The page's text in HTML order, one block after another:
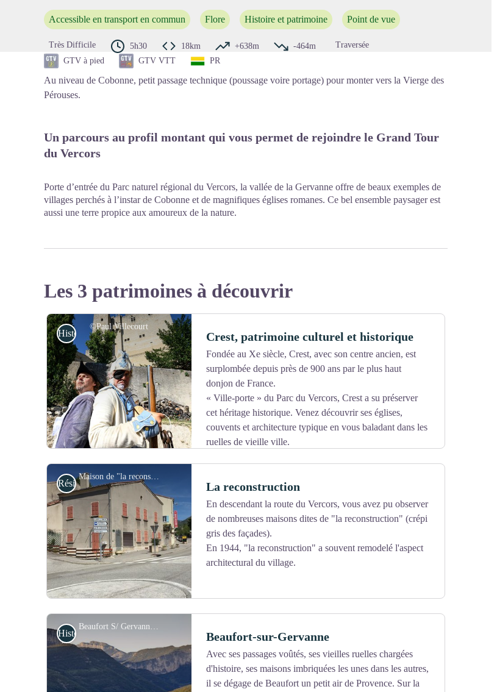
Accessible en transport en commun Flore Histoire et patrimoine Point de vue
Très Difficile 5h30 18km +638m -464m
Traversée
GTV à pied
GTV VTT PR
Au niveau de Cobonne, petit passage technique (poussage voire portage) pour monter vers la Vierge des
Pérouses.
Un parcours au profil montant qui vous permet de rejoindre le Grand Tour
du Vercors
Porte d’entrée du Parc naturel régional du Vercors, la vallée de la Gervanne offre de beaux exemples de
villages perchés à l’instar de Cobonne et de magnifiques églises romanes. Ce bel ensemble paysager est
aussi une terre propice aux amoureux de la nature.
Les 3 patrimoines à découvrir
©Paul Villecourt
Voir l'image en plein écran
Histoire et patrimoine Crest, patrimoine culturel et historique
Fondée au Xe siècle, Crest, avec son centre ancien, est
surplombée depuis près de 900 ans par le plus haut
donjon de France.
« Ville-porte » du Parc du Vercors, Crest a su préserver
cet héritage historique. Venez découvrir ses églises,
couvents et architecture typique en vous baladant dans les
ruelles de vieille ville.
histoire et son patrimoine.
Maison de "la reconstruction" - Les Amis de la Maison de la Résistance Mathias Mathieu
Voir l'image en plein écran
Résistance La reconstruction
En descendant la route du Vercors, vous avez pu observer
de nombreuses maisons dites de "la reconstruction" (crépi
gris des façades).
En 1944, "la reconstruction" a souvent remodelé l'aspect
architectural du village.
Beaufort S/ Gervanne - PNRV
Histoire et patrimoine Beaufort-sur-Gervanne
Avec ses passages voûtés, ses vieilles ruelles chargées
d'histoire, ses maisons imbriquées les unes dans les autres,
il se dégage de Beaufort un petit air de Provence. Sur la